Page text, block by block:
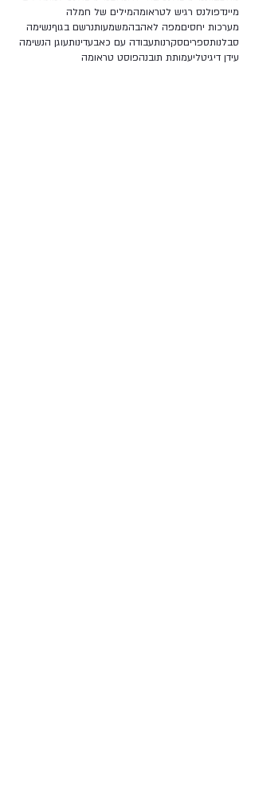
מיינדפולנס רגיש לטראומהמילים של חמלה
מערכות יחסיםמפה לאהבהמשמעותנרשם בגוףנשימה
סבלנותספריםסקרנותעבודה עם כאבעדינותעוגן הנשימה
עידן דיגיטליעמותת תובנהפוסט טראומה